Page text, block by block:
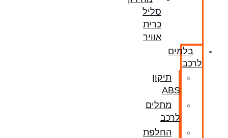
סליל
כרית
אוויר
בלמים
לרכב
תיקון
ABS
מתלים
לרכב
החלפת